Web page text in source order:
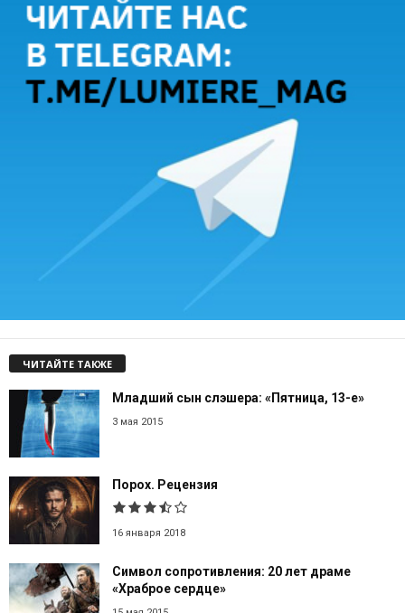
ЧИТАЙТЕ ТАКЖЕ
Младший сын слэшера: «Пятница, 13-е»
3 мая 2015
Порох. Рецензия
16 января 2018
Символ сопротивления: 20 лет драме
«Храброе сердце»